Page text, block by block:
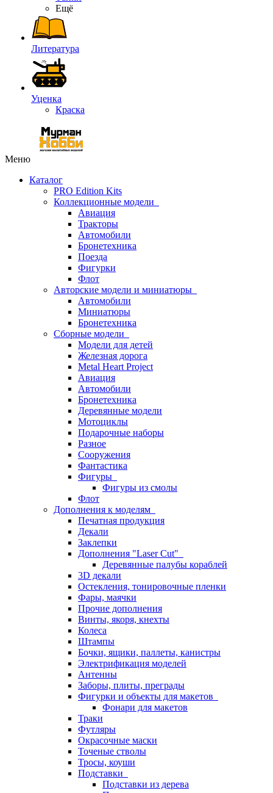
Ещё
Литература
Уценка
Краска
Меню
Каталог
PRO Edition Kits
Коллекционные модели
Авиация
Тракторы
Автомобили
Бронетехника
Поезда
Фигурки
Флот
Авторские модели и миниатюры
Автомобили
Миниатюры
Бронетехника
Сборные модели
Модели для детей
Железная дорога
Metal Heart Project
Авиация
Автомобили
Бронетехника
Деревянные модели
Мотоциклы
Подарочные наборы
Разное
Сооружения
Фантастика
Фигуры
Фигуры из смолы
Флот
Дополнения к моделям
Печатная продукция
Декали
Заклепки
Дополнения "Laser Cut"
Деревянные палубы кораблей
3D декали
Остекления, тонировочные пленки
Фары, маячки
Прочие дополнения
Винты, якоря, кнехты
Колеса
Штампы
Бочки, ящики, паллеты, канистры
Электрификация моделей
Антенны
Заборы, плиты, преграды
Фигурки и объекты для макетов
Фонари для макетов
Траки
Футляры
Окрасочные маски
Точеные стволы
Тросы, коуши
Подставки
Подставки из дерева